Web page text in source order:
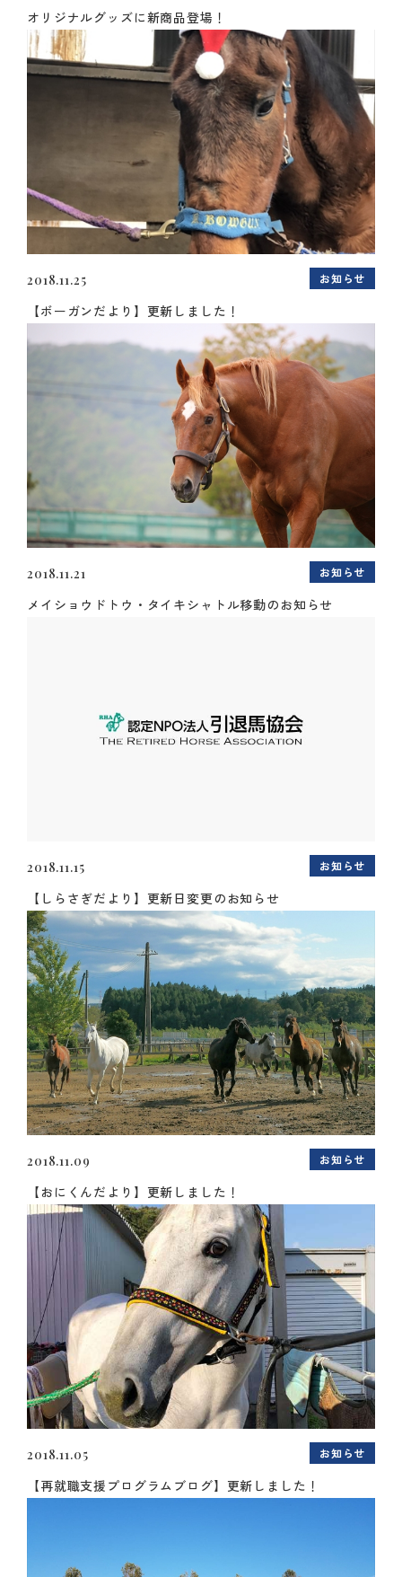
オリジナルグッズに新商品登場！
2018.11.25 お知らせ
【ボーガンだより】更新しました！
2018.11.21 お知らせ
メイショウドトウ・タイキシャトル移動のお知らせ
2018.11.15 お知らせ
【しらさぎだより】更新日変更のお知らせ
2018.11.09 お知らせ
【おにくんだより】更新しました！
2018.11.05 お知らせ
【再就職支援プログラムブログ】更新しました！